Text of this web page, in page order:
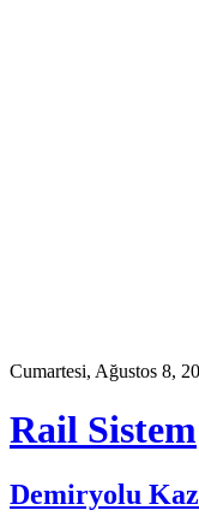
Cumartesi, Ağustos 8,
Rail Sistem
Demiryolu